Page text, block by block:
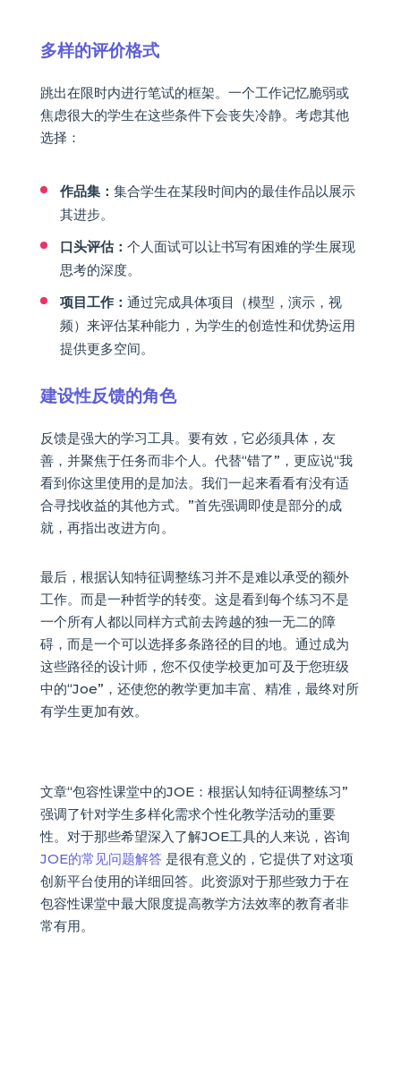
多样的评价格式
跳出在限时内进行笔试的框架。一个工作记忆脆弱或
焦虑很大的学生在这些条件下会丧失冷静。考虑其他
选择：
作品集： 集合学生在某段时间内的最佳作品以展示
其进步。
口头评估： 个人面试可以让书写有困难的学生展现
思考的深度。
项目工作： 通过完成具体项目（模型，演示，视
频）来评估某种能力，为学生的创造性和优势运用
提供更多空间。
建设性反馈的角色
反馈是强大的学习工具。要有效，它必须具体，友
善，并聚焦于任务而非个人。代替“错了”，更应说“我
看到你这里使用的是加法。我们一起来看看有没有适
合寻找收益的其他方式。”首先强调即使是部分的成
就，再指出改进方向。
最后，根据认知特征调整练习并不是难以承受的额外
工作。而是一种哲学的转变。这是看到每个练习不是
一个所有人都以同样方式前去跨越的独一无二的障
碍，而是一个可以选择多条路径的目的地。通过成为
这些路径的设计师，您不仅使学校更加可及于您班级
中的“Joe”，还使您的教学更加丰富、精准，最终对所
有学生更加有效。
文章“包容性课堂中的JOE：根据认知特征调整练习”
强调了针对学生多样化需求个性化教学活动的重要
性。对于那些希望深入了解JOE工具的人来说，咨询
JOE的常见问题解答是很有意义的，它提供了对这项
创新平台使用的详细回答。此资源对于那些致力于在
包容性课堂中最大限度提高教学方法效率的教育者非
常有用。